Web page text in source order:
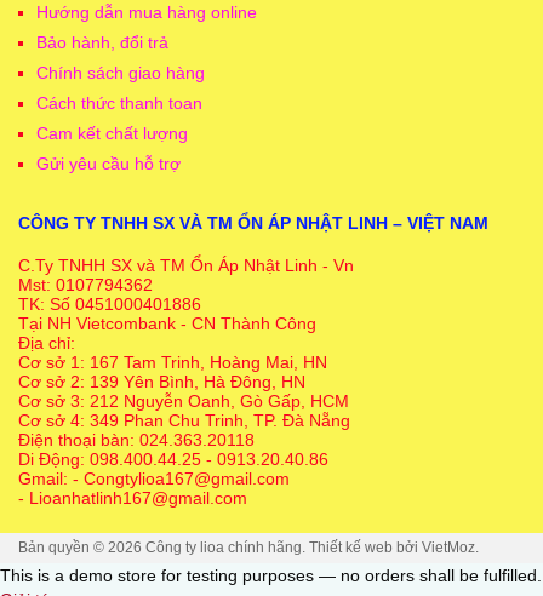
Hướng dẫn mua hàng online
Bảo hành, đổi trả
Chính sách giao hàng
Cách thức thanh toan
Cam kết chất lượng
Gửi yêu cầu hỗ trợ
CÔNG TY TNHH SX VÀ TM ỔN ÁP NHẬT LINH – VIỆT NAM
C.Ty TNHH SX và TM Ổn Áp Nhật Linh - Vn
Mst: 0107794362
TK: Số 0451000401886
Tại NH Vietcombank - CN Thành Công
Địa chỉ:
Cơ sở 1: 167 Tam Trinh, Hoàng Mai, HN
Cơ sở 2: 139 Yên Bình, Hà Đông, HN
Cơ sở 3: 212 Nguyễn Oanh, Gò Gấp, HCM
Cơ sở 4: 349 Phan Chu Trinh, TP. Đà Nẵng
Điện thoại bàn: 024.363.20118
Di Động: 098.400.44.25 - 0913.20.40.86
Gmail: - Congtylioa167@gmail.com
- Lioanhatlinh167@gmail.com
Bản quyền © 2026 Công ty lioa chính hãng. Thiết kế web bởi VietMoz.
This is a demo store for testing purposes — no orders shall be fulfilled.